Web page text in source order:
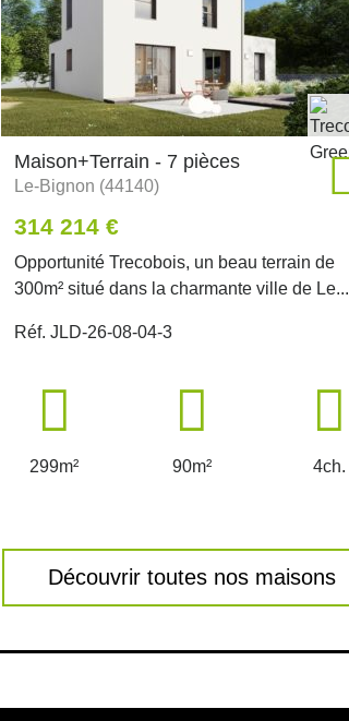
Maison+Terrain - 7 pièces
Le-Bignon (44140)
314 214 €
Opportunité Trecobois, un beau terrain de
300m² situé dans la charmante ville de Le...
Réf. JLD-26-08-04-3
299m² 90m² 4ch.
Découvrir toutes nos maisons